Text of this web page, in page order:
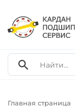
Главная страница